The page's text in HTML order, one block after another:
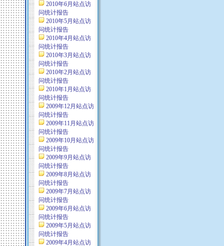
2010年6月站点访
问统计报告
2010年5月站点访
问统计报告
2010年4月站点访
问统计报告
2010年3月站点访
问统计报告
2010年2月站点访
问统计报告
2010年1月站点访
问统计报告
2009年12月站点访
问统计报告
2009年11月站点访
问统计报告
2009年10月站点访
问统计报告
2009年9月站点访
问统计报告
2009年8月站点访
问统计报告
2009年7月站点访
问统计报告
2009年6月站点访
问统计报告
2009年5月站点访
问统计报告
2009年4月站点访